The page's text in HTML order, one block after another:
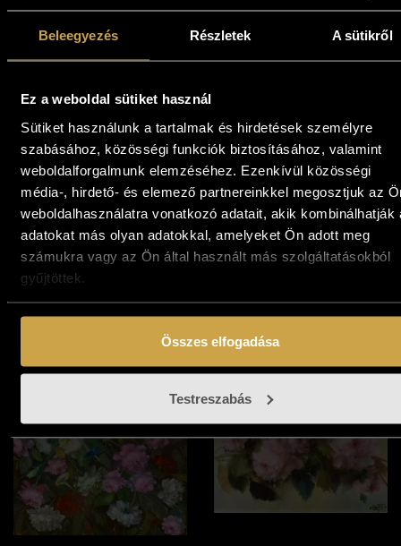
Beleegyezés Részletek A sütikről
Ez a weboldal sütiket használ
Sütiket használunk a tartalmak és hirdetések személyre
szabásához, közösségi funkciók biztosításához, valamint
weboldalforgalmunk elemzéséhez. Ezenkívül közösségi
média-, hirdető- és elemező partnereinkkel megosztjuk az
weboldalhasználatra vonatkozó adatait, akik kombinálhatják
adatokat más olyan adatokkal, amelyeket Ön adott meg
számukra vagy az Ön által használt más szolgáltatásokból
gyűjtöttek.
Összes elfogadása
Testreszabás
Fürst József -
Barokk kert (80x80
cm)
597 000
Kosárba teszem
Fürst József - Flóra
(50x50 cm)
417 000Ft